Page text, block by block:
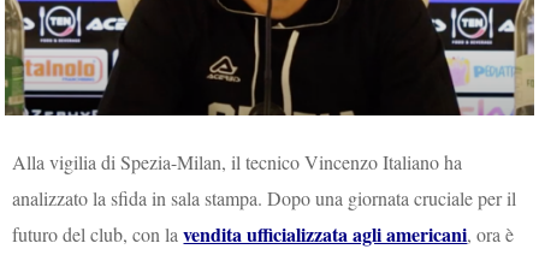
Alla vigilia di Spezia-Milan, il tecnico Vincenzo Italiano ha
analizzato la sfida in sala stampa. Dopo una giornata cruciale per il
futuro del club, con lavendita ufficializzata agli americani, ora è